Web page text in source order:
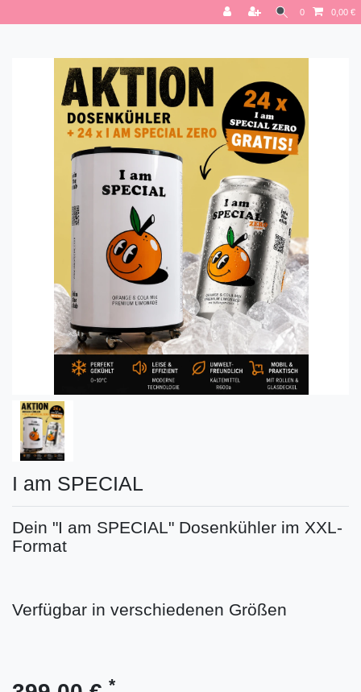
0 0,00 €
I am SPECIAL
Dein "I am SPECIAL" Dosenkühler im XXL-
Format
Verfügbar in verschiedenen Größen
*